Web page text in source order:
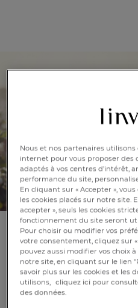
De salons en voyages, au fil
Nous et nos partenaires
internet pour vous proposer des
adaptés à vos centres d’intérêt,
performance du site,
En cliquant sur « Accepter »,
les cookies placés sur notre site.
accepter », seuls les cookies
fonctionnement du site seront
Pour choisir ou modifier vos
votre consentement, cliquez sur «
pouvez aussi modifier vos choix
notre site, en cliquant sur le lien
savoir plus sur les cookies et les
utilisons, cliquez ici pour
des données.